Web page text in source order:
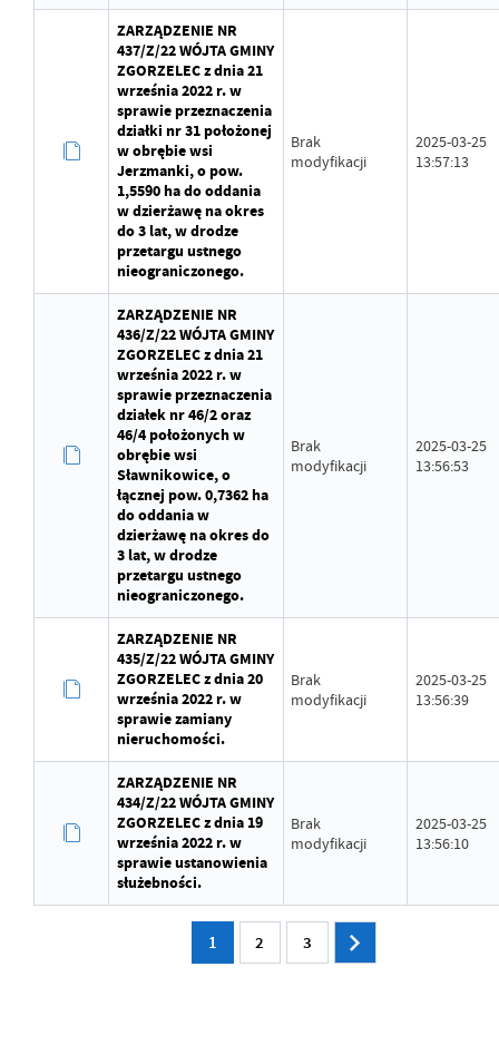
ZARZĄDZENIE NR
437/Z/22 WÓJTA GMINY
ZGORZELEC z dnia 21
września 2022 r. w
sprawie przeznaczenia
działki nr 31 położonej
w obrębie wsi
Jerzmanki, o pow.
1,5590 ha do oddania
w dzierżawę na okres
do 3 lat, w drodze
przetargu ustnego
nieograniczonego.
Brak
modyfikacji
2025-03-25
13:57:13
ZARZĄDZENIE NR
436/Z/22 WÓJTA GMINY
ZGORZELEC z dnia 21
września 2022 r. w
sprawie przeznaczenia
działek nr 46/2 oraz
46/4 położonych w
obrębie wsi
Sławnikowice, o
łącznej pow. 0,7362 ha
do oddania w
dzierżawę na okres do
3 lat, w drodze
przetargu ustnego
nieograniczonego.
Brak
modyfikacji
2025-03-25
13:56:53
ZARZĄDZENIE NR
435/Z/22 WÓJTA GMINY
ZGORZELEC z dnia 20
września 2022 r. w
sprawie zamiany
nieruchomości.
Brak
modyfikacji
2025-03-25
13:56:39
ZARZĄDZENIE NR
434/Z/22 WÓJTA GMINY
ZGORZELEC z dnia 19
września 2022 r. w
sprawie ustanowienia
służebności.
Brak
modyfikacji
2025-03-25
13:56:10
1 2 3